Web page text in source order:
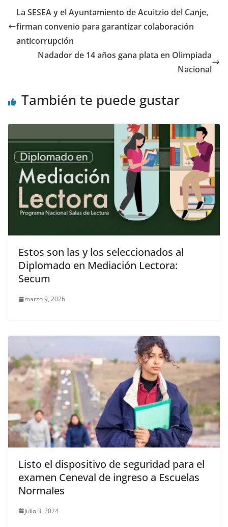
La SESEA y el Ayuntamiento de Acuitzio del Canje,
firman convenio para garantizar colaboración
anticorrupción
Nadador de 14 años gana plata en Olimpiada
Nacional
También te puede gustar
Estos son las y los seleccionados al
Diplomado en Mediación Lectora:
Secum
marzo 9, 2026
Listo el dispositivo de seguridad para el
examen Ceneval de ingreso a Escuelas
Normales
julio 3, 2024